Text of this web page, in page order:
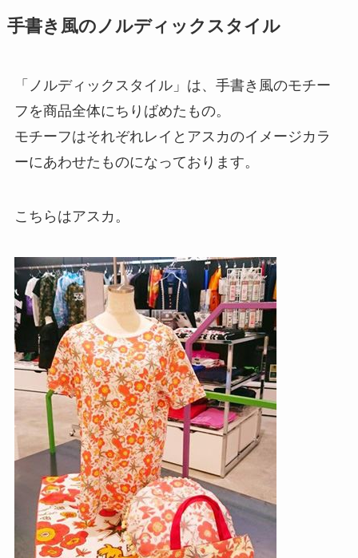
手書き風のノルディックスタイル
「ノルディックスタイル」は、手書き風のモチー
フを商品全体にちりばめたもの。
モチーフはそれぞれレイとアスカのイメージカラ
ーにあわせたものになっております。
こちらはアスカ。